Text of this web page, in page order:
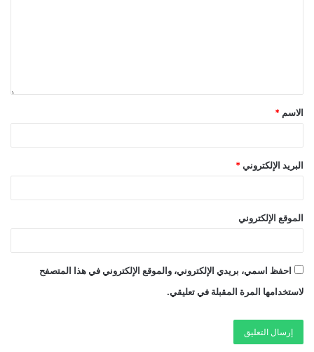
الاسم *
البريد الإلكتروني *
الموقع الإلكتروني
احفظ اسمي، بريدي الإلكتروني، والموقع الإلكتروني في هذا المتصفح
لاستخدامها المرة المقبلة في تعليقي.